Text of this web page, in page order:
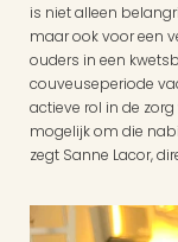
is niet alleen
maar ook voor een
ouders in een
couveuseperiode
actieve rol in de
mogelijk om die
zegt Sanne Lacor,